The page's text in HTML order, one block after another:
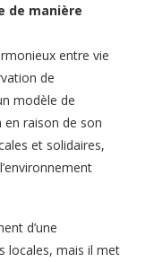
de manière
entre vie
de
modèle de
raison de son
et solidaires,
d’une
locales, mais il met